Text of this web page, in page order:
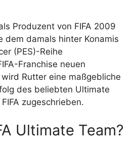
Produzent von FIFA 2009
dem damals hinter Konamis
(PES)-Reihe
Franchise neuen
Rutter eine maßgebliche
des beliebten Ultimate
zugeschrieben.
Ultimate Team?